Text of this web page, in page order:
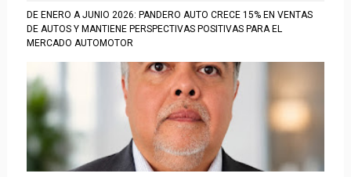
DE ENERO A JUNIO 2026: PANDERO AUTO CRECE 15% EN VENTAS
DE AUTOS Y MANTIENE PERSPECTIVAS POSITIVAS PARA EL
MERCADO AUTOMOTOR